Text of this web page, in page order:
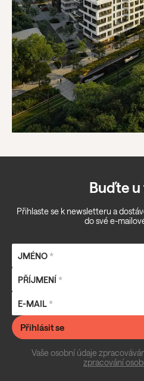
Buďte u
Přihlaste se k newsletteru a
do své e-
JMÉNO*
PŘÍJMENÍ *
E-MAIL*
Přihlásit se
Vaše osobní údaje
zpracování